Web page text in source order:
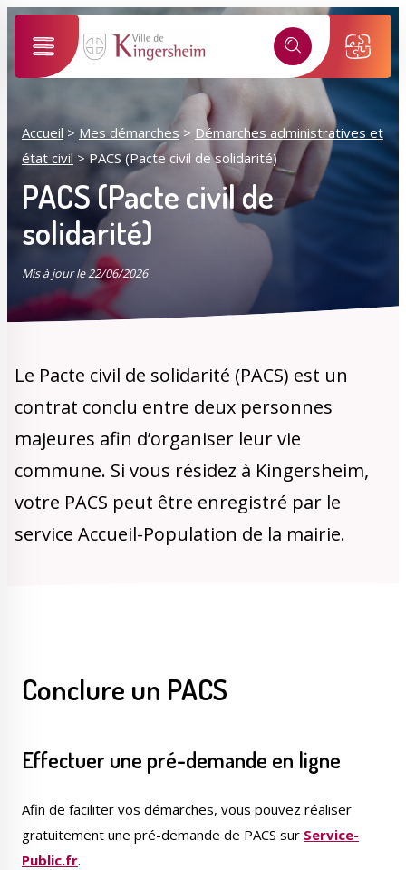
Ma ville selon mon profil
Je suis...
Mes démarches Mon compte M2A
Publications
municipales
Enquêtes publiques
Qualité de l'air
Associations Agora
Accueil > Mes démarches > Démarches administratives et
état civil >PACS (Pacte civil de solidarité)
PACS (Pacte civil de
solidarité)
Mis à jour le 22/06/2026
Le Pacte civil de solidarité (PACS) est un
contrat conclu entre deux personnes
majeures afin d’organiser leur vie
commune. Si vous résidez à Kingersheim,
votre PACS peut être enregistré par le
service Accueil-Population de la mairie.
Conclure un PACS
Effectuer une pré-demande en ligne
Afin de faciliter vos démarches, vous pouvez réaliser
gratuitement une pré-demande de PACS sur Service-
Public.fr.
Événements, incidents...
Nos services vous informent en temps réel par SMS !
Numéro de rue*
Nom de la rue
Sélectionner une rue
J'accepte les politiques de confidentialités.